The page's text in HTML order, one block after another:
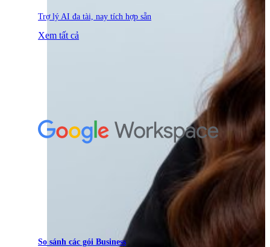
Trợ lý AI đa tài, nay tích hợp sẵn
Xem tất cả
So sánh các gói Business